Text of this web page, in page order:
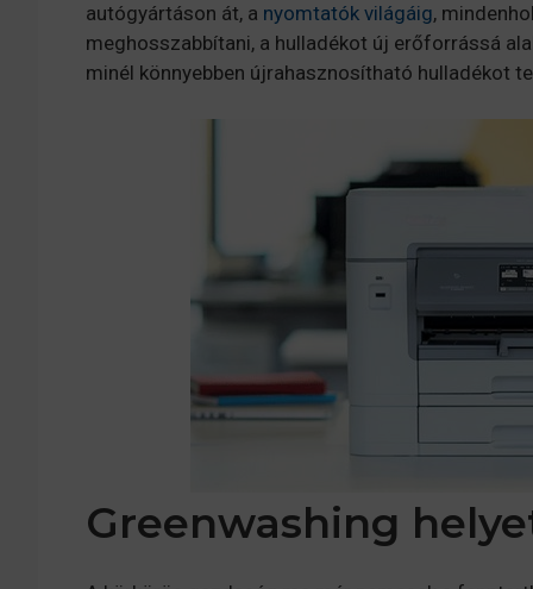
autógyártáson át, a nyomtatók világáig,
meghosszabbítani, a hulladékot új erőforrássá
minél könnyebben újrahasznosítható hulladékot
Greenwashing